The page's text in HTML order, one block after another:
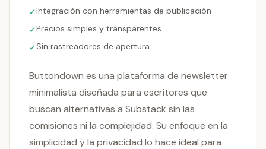
✓Integración con herramientas de publicación
✓Precios simples y transparentes
✓Sin rastreadores de apertura
Buttondown es una plataforma de newsletter
minimalista diseñada para escritores que
buscan alternativas a Substack sin las
comisiones ni la complejidad. Su enfoque en la
simplicidad y la privacidad lo hace ideal para